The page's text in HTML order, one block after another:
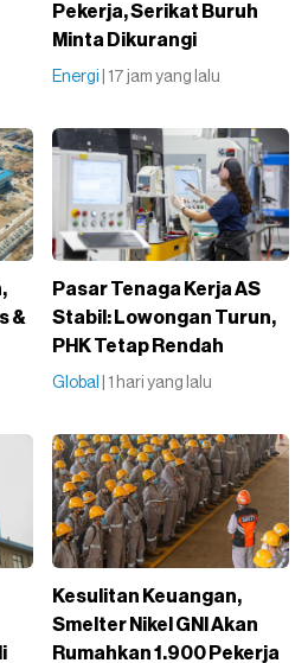
Pekerja, Serikat Buruh
Minta Dikurangi
Energi | 17 jam yang lalu
&
Pasar Tenaga Kerja AS
Stabil: Lowongan Turun,
PHK Tetap Rendah
Global | 1 hari yang lalu
Kesulitan Keuangan,
Smelter Nikel GNI Akan
Rumahkan 1.900 Pekerja